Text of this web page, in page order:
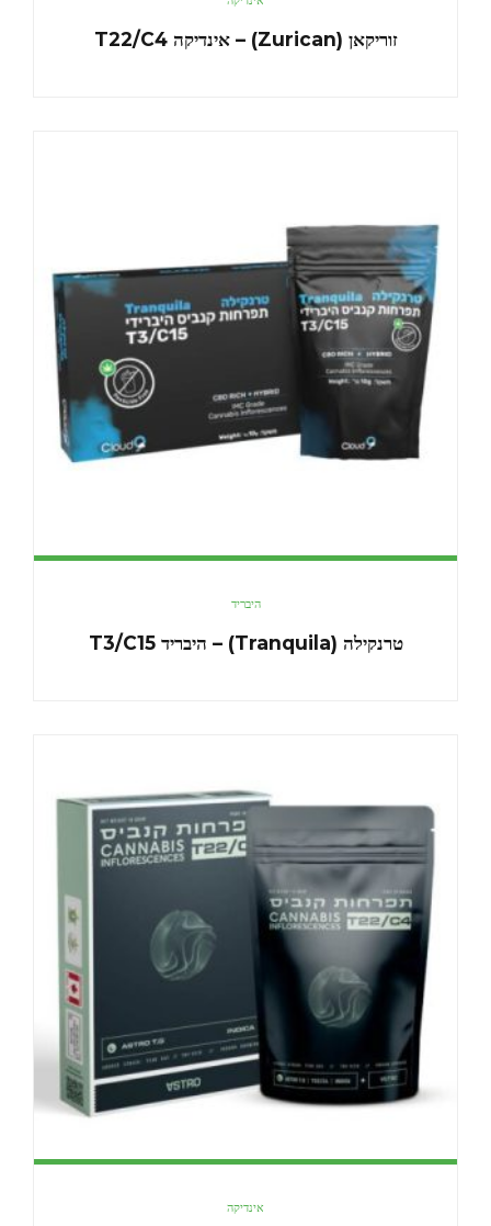
זוריקאן (Zurican) – אינדיקה T22/C4
היבריד
טרנקילה (Tranquila) – היבריד T3/C15
אינדיקה